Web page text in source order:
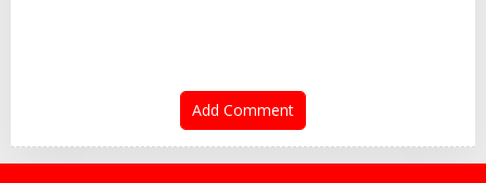
Add Comment